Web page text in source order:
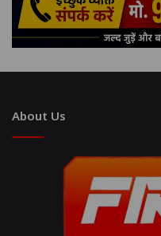
About Us